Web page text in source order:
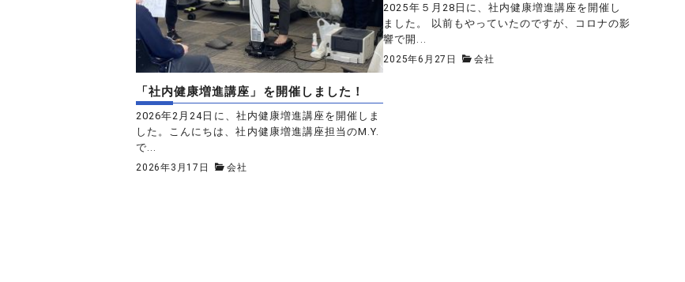
「社内健康増進講座」を開催しました！
2026年2月24日に、社内健康増進講座を開催しま
した。こんにちは、社内健康増進講座担当のM.Y.
で...
2026年3月17日 会社
2025年５月28日に、社内健康増進講座を開催し
ました。 以前もやっていたのですが、コロナの影
響で開...
2025年6月27日 会社